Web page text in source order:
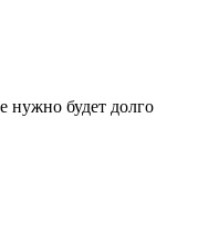
нужно будет долго